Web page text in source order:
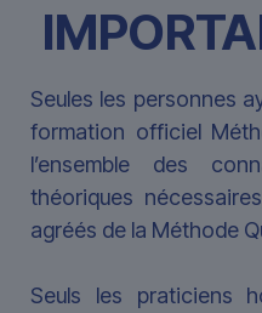
Seules les personnes
formation officiel
l’ensemble des
théoriques
agréés de la Méthode
Seuls les praticiens